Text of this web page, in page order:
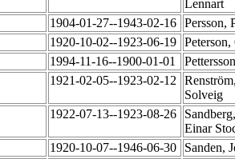
Lennart
1904-01-27--1943-02-16 Persson,
1920-10-02--1923-06-19 Peterson,
1994-11-16--1900-01-01
1921-02-05--1923-02-12
Solveig
1922-07-13--1923-08-26
Einar
1920-10-07--1946-06-30 Sanden,